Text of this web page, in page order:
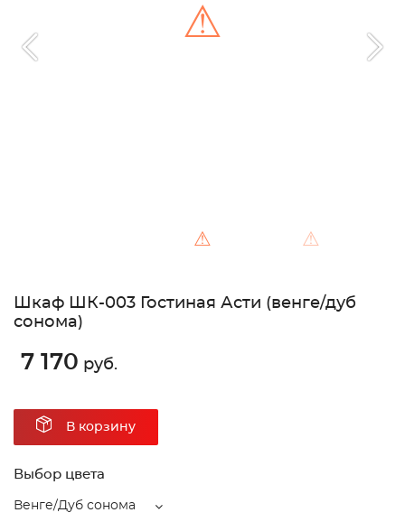
⚠ ⚠
⚠
Шкаф ШК-003 Гостиная Асти (венге/дуб
сонома)
7 170 руб.
В корзину
Выбор цвета
Венге/Дуб сонома